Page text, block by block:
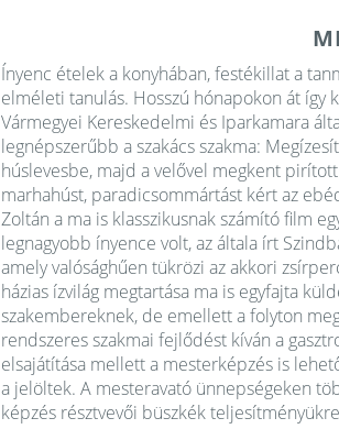
Ínyenc ételek a konyhában, festékillat a
elméleti tanulás. Hosszú hónapokon át így
Vármegyei Kereskedelmi és Iparkamara
legnépszerűbb a szakács szakma:
húslevesbe, majd a velővel megkent
marhahúst, paradicsommártást kért az
Zoltán a ma is klasszikusnak számító film
legnagyobb ínyence volt, az általa írt
amely valósághűen tükrözi az akkori
házias ízvilág megtartása ma is egyfajta
szakembereknek, de emellett a folyton
rendszeres szakmai fejlődést kíván a
elsajátítása mellett a mesterképzés is
a jelöltek. A mesteravató ünnepségeken
képzés résztvevői büszkék